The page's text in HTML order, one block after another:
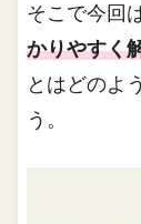
そこで今回
かりやすく
とはどのよ
う。